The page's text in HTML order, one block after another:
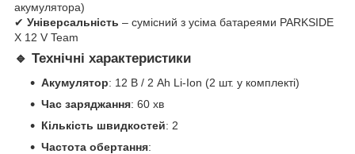
акумулятора)
✔ Універсальність – сумісний з усіма батареями PARKSIDE
X 12 V Team
🔹 Технічні характеристики
Акумулятор: 12 В / 2 Аh Li-Ion (2 шт. у комплекті)
Час заряджання: 60 хв
Кількість швидкостей: 2
Частота обертання: